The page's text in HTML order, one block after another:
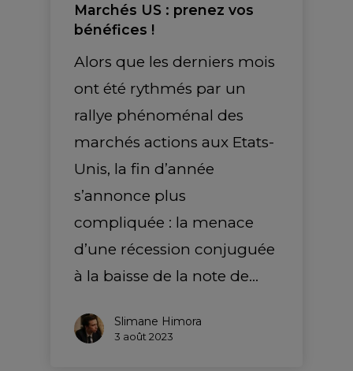
Marchés US : prenez vos
bénéfices !
Alors que les derniers mois
ont été rythmés par un
rallye phénoménal des
marchés actions aux Etats-
Unis, la fin d’année
s’annonce plus
compliquée : la menace
d’une récession conjuguée
à la baisse de la note de…
Slimane Himora
3 août 2023